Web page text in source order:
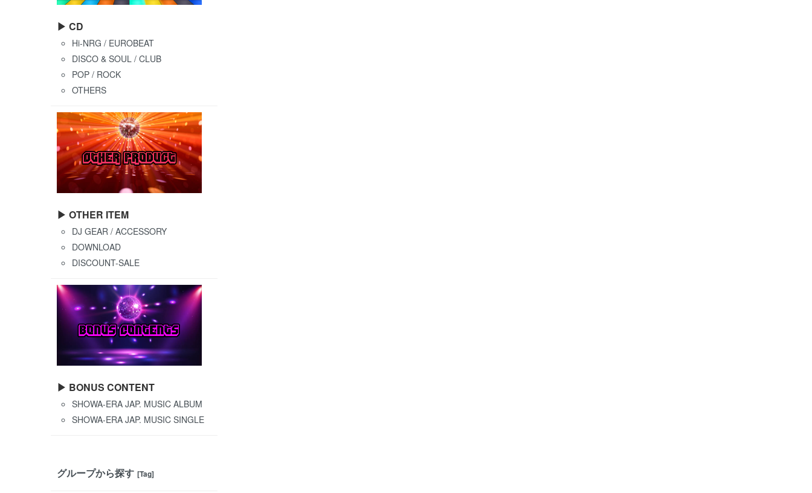
▶ CD
Hi-NRG / EUROBEAT
DISCO & SOUL / CLUB
POP / ROCK
OTHERS
▶ OTHER ITEM
DJ GEAR / ACCESSORY
DOWNLOAD
DISCOUNT-SALE
▶ BONUS CONTENT
SHOWA-ERA JAP. MUSIC ALBUM
SHOWA-ERA JAP. MUSIC SINGLE
グループから探す [Tag]